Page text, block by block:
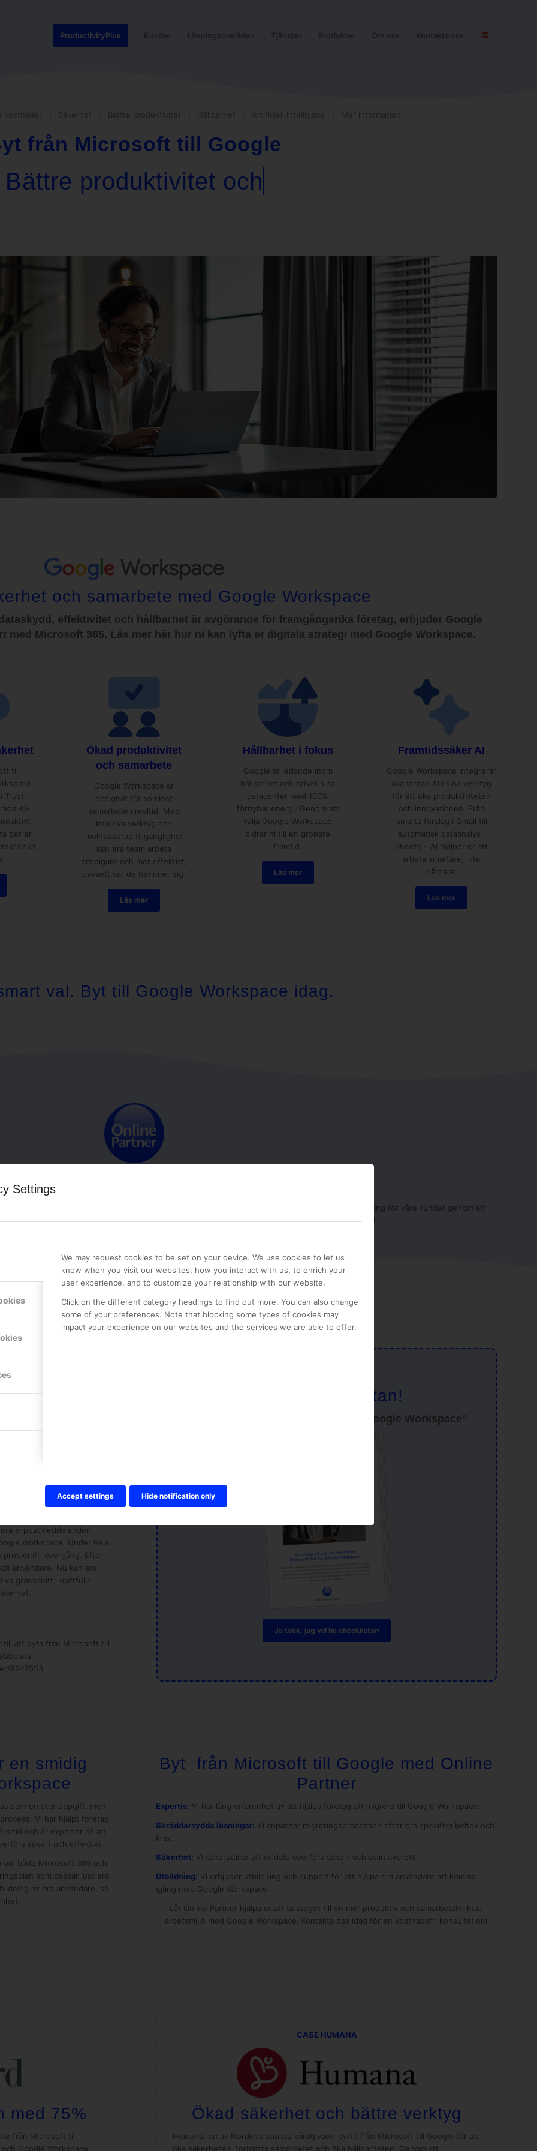
Settings
We may request cookies to be set on your device. We use cookies to let us
know when you visit our websites, how you interact with us, to enrich your
user experience, and to customize your relationship with our website.
Click on the different category headings to find out more. You can also change
some of your preferences. Note that blocking some types of cookies may
impact your experience on our websites and the services we are able to offer.
Accept settings Hide notification only
ProductivityPlus Kunder Lösningsområden Tjänster Produkter Om oss Kontakta oss
från Microsoft till Google
produktivitet och samarbete
och samarbete med Google Workspace
effektivitet och hållbarhet är avgörande för framgångsrika företag, erbjuder Google
med Microsoft 365. Läs mer här hur ni kan lyfta er digitala strategi med Google Workspace.
till
Trust-
AI-
ger er
Ökad produktivitet
och samarbete
Google Workspace är
designat för sömlöst
samarbete i realtid. Med
intuitiva verktyg och
molnbaserad tillgänglighet
kan era team arbeta
smidigare och mer effektivt,
oavsett var de befinner sig.
Läs mer
Hållbarhet i fokus
Google är ledande inom
hållbarhet och driver sina
datacenter med 100%
förnybar energi. Genom att
välja Google Workspace
bidrar ni till en grönare
framtid.
Läs mer
Framtidssäker AI
Google Workspace integrerar
avancerad AI i sina verktyg
för att öka produktiviteten
och innovationen. Från
smarta förslag i Gmail till
automatisk dataanalys i
Sheets – AI hjälper er att
arbeta smartare, inte
hårdare.
Läs mer
val. Byt till Google Workspace idag.
– Nordens ledande Googlespecialister
företag och individer att nå sina mål. Vi erbjuder branschledande expertis och skapar framgång för våra kunder genom att
och tillväxt. Välj Online Partner för ett partnerskap som prioriterar din verksamhet och dina mål.
till
svårt som det kan låta.
främst kartläggs era
en komplett överföring.
organisations struktur och
e-postmeddelanden,
Workspace. Under hela
övergång. Efter
användare. Nu kan era
gränssnitt, kraftfulla
till att byta från Microsoft till
9247553
Skaffa checklistan!
“Så byter du från Microsoft 365 till Google Workspace”
Ja tack, jag vill ha checklistan
en smidig
som en stor uppgift, men
Vi har hjälpt företag
tid och är experter på att
säkert och effektivt.
både Microsoft 365 och
som passar just era
av era användare, så
Byt från Microsoft till Google med Online
Partner
Expertis: Vi har lång erfarenhet av att hjälpa företag att migrera till Google Workspace.
Skräddarsydda lösningar: Vi anpassar migreringsprocessen efter era specifika behov och
krav.
Säkerhet: Vi säkerställer att er data överförs säkert och utan avbrott.
Utbildning: Vi erbjuder utbildning och support för att hjälpa era användare att komma
igång med Google Workspace.
Låt Online Partner hjälpa er att ta steget till en mer produktiv och samarbetsinriktad
arbetsmiljö med Google Workspace. Kontakta oss idag för en kostnadsfri konsultation!
med 75%
från Microsoft till
Google Workspace
CASE HUMANA
Ökad säkerhet och bättre verktyg
Humana, en av Nordens största vårdgivare, bytte från Microsoft till Google för att
öka säkerheten, förbättra samarbetet och öka hållbarheten. Genom att